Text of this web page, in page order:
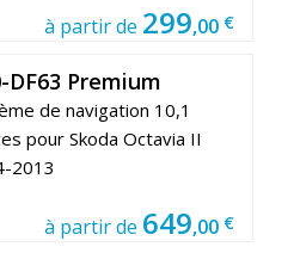
à partir de 299,00 €
DF63 Premium
de navigation 10,1
pour Skoda Octavia II
2013
à partir de 649,00 €